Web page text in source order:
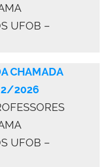
UFOB –
CHAMADA
2/2026
UFOB –